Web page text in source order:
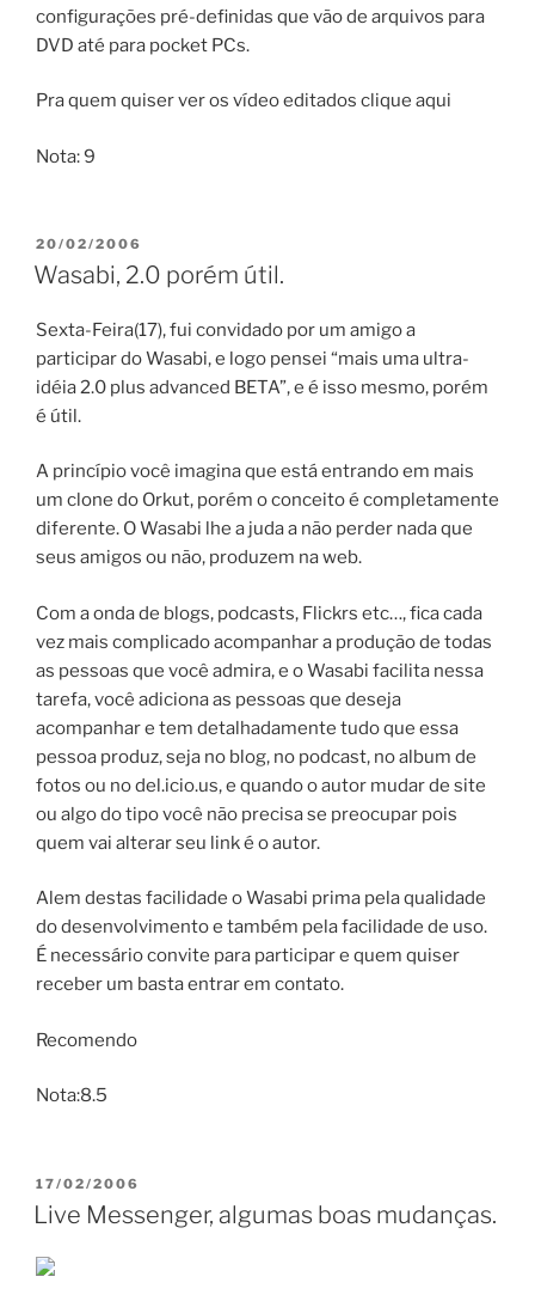
configurações pré-definidas que vão de arquivos para
DVD até para pocket PCs.
Pra quem quiser ver os vídeo editados clique aqui
Nota: 9
PUBLICADO
EM
20/02/2006
Wasabi, 2.0 porém útil.
Sexta-Feira(17), fui convidado por um amigo a
participar do Wasabi, e logo pensei “mais uma ultra-
idéia 2.0 plus advanced BETA”, e é isso mesmo, porém
é útil.
A princípio você imagina que está entrando em mais
um clone do Orkut, porém o conceito é completamente
diferente. O Wasabi lhe a juda a não perder nada que
seus amigos ou não, produzem na web.
Com a onda de blogs, podcasts, Flickrs etc…, fica cada
vez mais complicado acompanhar a produção de todas
as pessoas que você admira, e o Wasabi facilita nessa
tarefa, você adiciona as pessoas que deseja
acompanhar e tem detalhadamente tudo que essa
pessoa produz, seja no blog, no podcast, no album de
fotos ou no del.icio.us, e quando o autor mudar de site
ou algo do tipo você não precisa se preocupar pois
quem vai alterar seu link é o autor.
Alem destas facilidade o Wasabi prima pela qualidade
do desenvolvimento e também pela facilidade de uso.
É necessário convite para participar e quem quiser
receber um basta entrar em contato.
Recomendo
Nota:8.5
PUBLICADO
EM
17/02/2006
Live Messenger, algumas boas mudanças.